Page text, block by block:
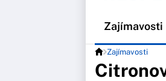
Zajímavosti
Zajímavosti